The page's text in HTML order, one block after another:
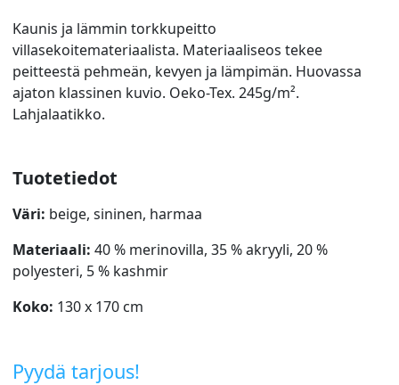
Kaunis ja lämmin torkkupeitto
villasekoitemateriaalista. Materiaaliseos tekee
peitteestä pehmeän, kevyen ja lämpimän. Huovassa
ajaton klassinen kuvio. Oeko-Tex. 245g/m².
Lahjalaatikko.
Tuotetiedot
Väri: beige, sininen, harmaa
Materiaali: 40 % merinovilla, 35 % akryyli, 20 %
polyesteri, 5 % kashmir
Koko: 130 x 170 cm
Pyydä tarjous!